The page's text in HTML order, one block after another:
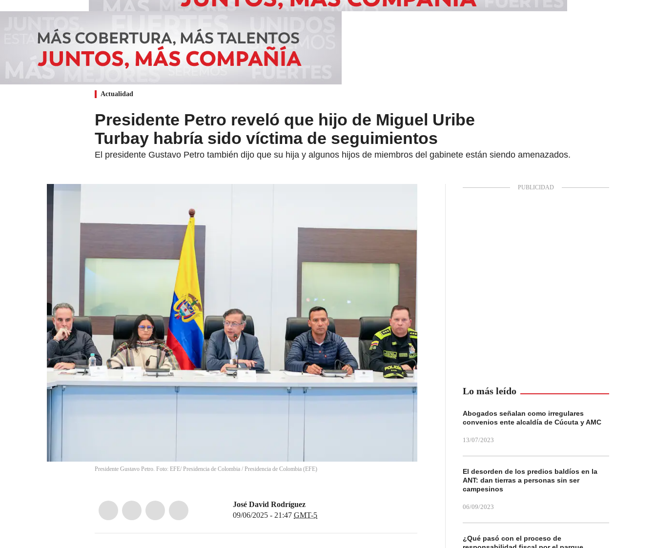
Actualidad
Presidente Petro reveló que hijo de Miguel Uribe
Turbay habría sido víctima de seguimientos
El presidente Gustavo Petro también dijo que su hija y algunos hijos de miembros del gabinete están siendo amenazados.
Presidente Gustavo Petro. Foto: EFE/ Presidencia de Colombia / Presidencia de Colombia (EFE)
José David Rodríguez
09/06/2025 - 21:47 GMT-5
Lo más leído
Abogados señalan como irregulares
convenios ente alcaldía de Cúcuta y AMC
13/07/2023
El desorden de los predios baldíos en la
ANT: dan tierras a personas sin ser
campesinos
06/09/2023
¿Qué pasó con el proceso de